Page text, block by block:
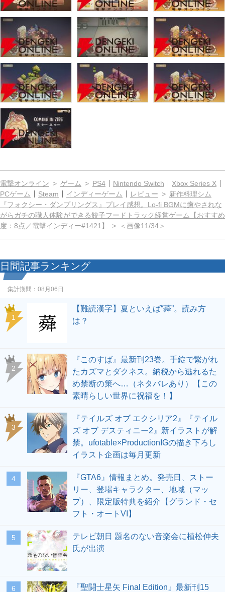
電撃オンライン ゲーム PS4 Nintendo Switch
Xbox Series X
PCゲーム
Steam インディーゲーム レビュー
新作料理シム
『フォクシー・ダンプリングス』プレイ感想。Lo-fi BGMに癒やされな
がらガチの職人体験ができる餃子フードトラック経営ゲーム【おすすめ
度：8点／電撃インディー#1421】
＜画像11/34＞
日間記事ランキング
集計期間： 08月06日
1
【難読漢字】夏といえば“蕣”。読み方
は？
2
『このすば』最新刊23巻。手錠で繋がれ
たカズマとダクネス。納税から逃れるた
め禁断の策へ…（ネタバレあり）【この
素晴らしい世界に祝福を！】
3
『テイルズ オブ エクシリア2』『テイル
ズ オブ デスティニー2』新イラストが解
禁。ufotable×ProductionIGの描き下ろし
イラスト企画は毎月更新
4
『GTA6』情報まとめ。発売日、ストー
リー、登場キャラクター、地域（マッ
プ）、限定版特典を紹介【グランド・セ
フト・オートVI】
5
テレビ朝日 題名のない音楽会に植松伸夫
氏が出演
6 『聖闘士星矢 Final Edition』最新刊15